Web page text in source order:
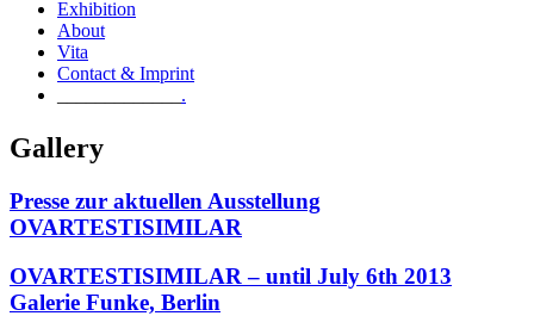
Exhibition
About
Vita
Contact & Imprint
.
Gallery
Presse zur aktuellen Ausstellung
OVARTESTISIMILAR
OVARTESTISIMILAR – until July 6th 2013
Galerie Funke, Berlin